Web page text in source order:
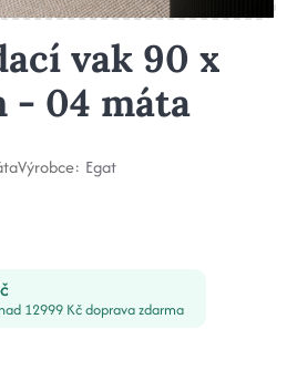
vak 90 x
- 04 máta
Výrobce: Egat
12999 Kč doprava zdarma